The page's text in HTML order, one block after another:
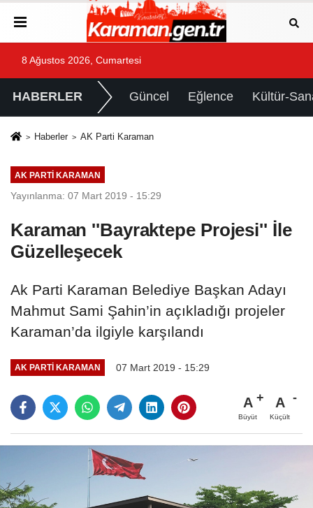
8 Ağustos 2026, Cumartesi
HABERLER Güncel Eğlence Kültür-
Haberler AK Parti Karaman
AK PARTI KARAMAN
Yayınlanma: 07 Mart 2019 - 15:29
Karaman ''Bayraktepe Projesi'' İle
Güzelleşecek
Ak Parti Karaman Belediye Başkan Adayı
Mahmut Sami Şahin’in açıkladığı projeler
Karaman’da ilgiyle karşılandı
AK PARTI KARAMAN 07 Mart 2019 - 15:29
A
Büyüt
A
Küçült